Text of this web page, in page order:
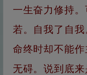
一生奋力修持
若。自我了自
命终时却不能
无碍。说到底